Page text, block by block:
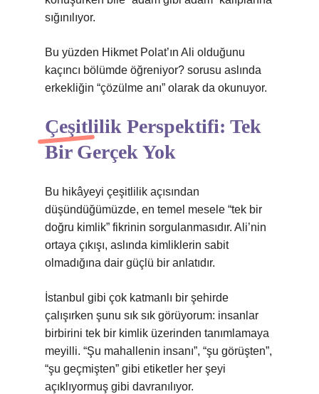
sığınılıyor.
Bu yüzden Hikmet Polat’ın Ali olduğunu
kaçıncı bölümde öğreniyor? sorusu aslında
erkekliğin “çözülme anı” olarak da okunuyor.
Çeşitlilik Perspektifi: Tek
Bir Gerçek Yok
Bu hikâyeyi çeşitlilik açısından
düşündüğümüzde, en temel mesele “tek bir
doğru kimlik” fikrinin sorgulanmasıdır. Ali’nin
ortaya çıkışı, aslında kimliklerin sabit
olmadığına dair güçlü bir anlatıdır.
İstanbul gibi çok katmanlı bir şehirde
çalışırken şunu sık sık görüyorum: insanlar
birbirini tek bir kimlik üzerinden tanımlamaya
meyilli. “Şu mahallenin insanı”, “şu görüşten”,
“şu geçmişten” gibi etiketler her şeyi
açıklıyormuş gibi davranılıyor.